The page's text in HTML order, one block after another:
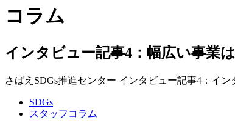
コラム
インタビュー記事4：幅広い事業
さばえSDGs推進センター インタビュー記事4：イン
SDGs
スタッフコラム